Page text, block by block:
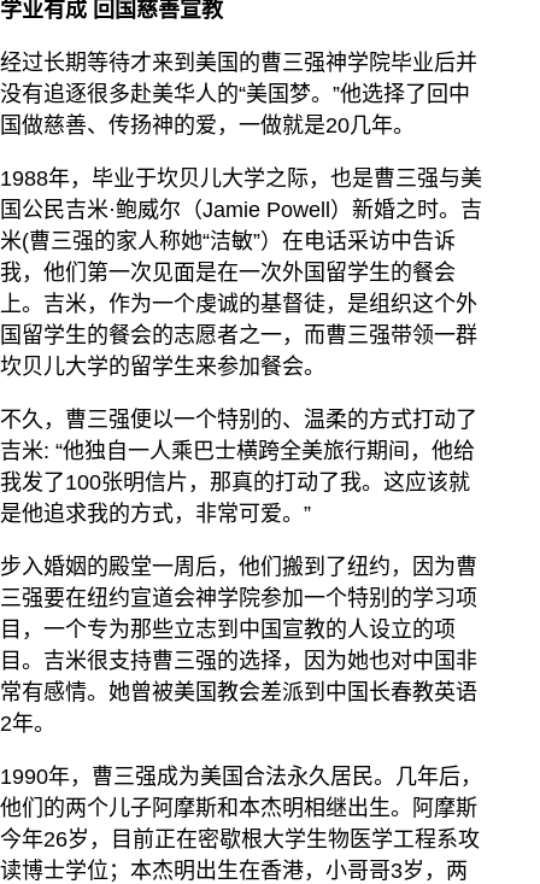
学业有成 回国慈善宣教
经过长期等待才来到美国的曹三强神学院毕业后并
没有追逐很多赴美华人的“美国梦。”他选择了回中
国做慈善、传扬神的爱，一做就是20几年。
1988年，毕业于坎贝儿大学之际，也是曹三强与美
国公民吉米·鲍威尔（Jamie Powell）新婚之时。吉
米(曹三强的家人称她“洁敏”）在电话采访中告诉
我，他们第一次见面是在一次外国留学生的餐会
上。吉米，作为一个虔诚的基督徒，是组织这个外
国留学生的餐会的志愿者之一，而曹三强带领一群
坎贝儿大学的留学生来参加餐会。
不久，曹三强便以一个特别的、温柔的方式打动了
吉米: “他独自一人乘巴士横跨全美旅行期间，他给
我发了100张明信片，那真的打动了我。这应该就
是他追求我的方式，非常可爱。”
步入婚姻的殿堂一周后，他们搬到了纽约，因为曹
三强要在纽约宣道会神学院参加一个特别的学习项
目，一个专为那些立志到中国宣教的人设立的项
目。吉米很支持曹三强的选择，因为她也对中国非
常有感情。她曾被美国教会差派到中国长春教英语
2年。
1990年，曹三强成为美国合法永久居民。几年后，
他们的两个儿子阿摩斯和本杰明相继出生。阿摩斯
今年26岁，目前正在密歇根大学生物医学工程系攻
读博士学位；本杰明出生在香港，小哥哥3岁，两